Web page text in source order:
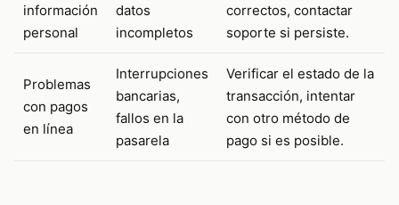
información
personal
datos
incompletos
correctos, contactar
soporte si persiste.
Problemas
con pagos
en línea
Interrupciones
bancarias,
fallos en la
pasarela
Verificar el estado de la
transacción, intentar
con otro método de
pago si es posible.